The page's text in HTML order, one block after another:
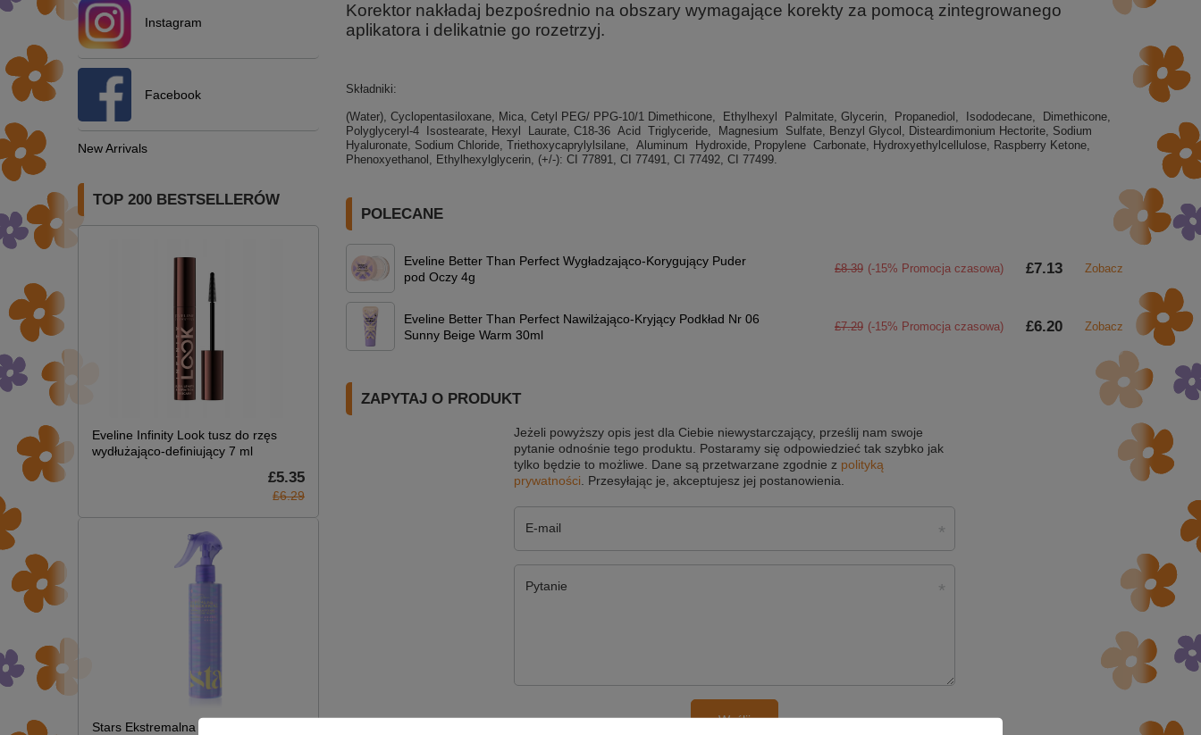
Instagram
Facebook
New Arrivals
TOP 200 BESTSELLERÓW
Eveline Infinity Look tusz do rzęs
wydłużająco-definiujący 7 ml
£5.35
£6.29
Stars Ekstremalna Termoochrona Hot
Korektor nakładaj bezpośrednio na obszary wymagające korekty za pomocą zintegrowanego
aplikatora i delikatnie go rozetrzyj.
Składniki:
(Water), Cyclopentasiloxane, Mica, Cetyl PEG/ PPG-10/1 Dimethicone, Ethylhexyl Palmitate, Glycerin, Propanediol, Isododecane, Dimethicone,
Polyglyceryl-4 Isostearate, Hexyl Laurate, C18-36 Acid Triglyceride, Magnesium Sulfate, Benzyl Glycol, Disteardimonium Hectorite, Sodium
Hyaluronate, Sodium Chloride, Triethoxycaprylylsilane, Aluminum Hydroxide, Propylene Carbonate, Hydroxyethylcellulose, Raspberry Ketone,
Phenoxyethanol, Ethylhexylglycerin, (+/-): CI 77891, CI 77491, CI 77492, CI 77499.
POLECANE
Eveline Better Than Perfect Wygładzająco-Korygujący Puder
pod Oczy 4g
£8.39 (-15% Promocja czasowa) £7.13 Zobacz
Eveline Better Than Perfect Nawilżająco-Kryjący Podkład Nr 06
Sunny Beige Warm 30ml
£7.29 (-15% Promocja czasowa) £6.20 Zobacz
ZAPYTAJ O PRODUKT
Jeżeli powyższy opis jest dla Ciebie niewystarczający, prześlij nam swoje
pytanie odnośnie tego produktu. Postaramy się odpowiedzieć tak szybko jak
tylko będzie to możliwe. Dane są przetwarzane zgodnie z polityką
prywatności . Przesyłając je, akceptujesz jej postanowienia.
E-mail
Pytanie
Wyślij